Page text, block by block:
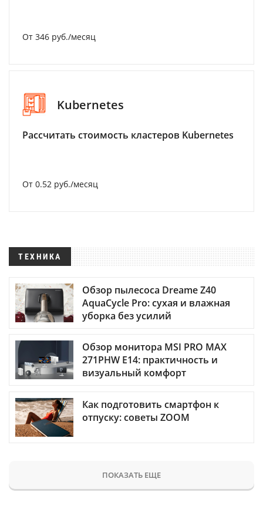
От 346 руб./месяц
Kubernetes
Рассчитать стоимость кластеров Kubernetes
От 0.52 руб./месяц
ТЕХНИКА
Обзор пылесоса Dreame Z40
AquaCycle Pro: сухая и влажная
уборка без усилий
Обзор монитора MSI PRO MAX
271PHW E14: практичность и
визуальный комфорт
Как подготовить смартфон к
отпуску: советы ZOOM
ПОКАЗАТЬ ЕЩЕ